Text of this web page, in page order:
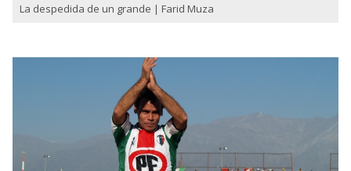
La despedida de un grande | Farid Muza